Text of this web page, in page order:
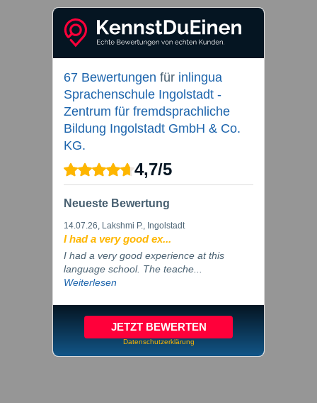
67 Bewertungen für inlingua
Sprachenschule Ingolstadt -
Zentrum für fremdsprachliche
Bildung Ingolstadt GmbH & Co.
KG.
4,7/5
Neueste Bewertung
14.07.26, Lakshmi P., Ingolstadt
I had a very good ex...
I had a very good experience at this
language school. The teache...
Weiterlesen
JETZT BEWERTEN
Datenschutzerklärung